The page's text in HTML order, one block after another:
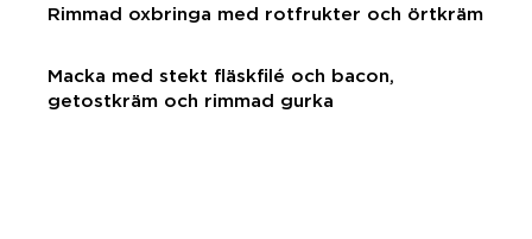
Rimmad oxbringa med rotfrukter och örtkräm
Macka med stekt fläskfilé och bacon,
getostkräm och rimmad gurka